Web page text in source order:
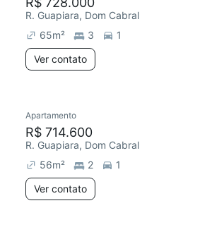
R. Guapiara, Dom Cabral
65m² 3
1
Ver contato
Apartamento
R$ 714.600
R. Guapiara, Dom Cabral
56m² 2
1
Ver contato